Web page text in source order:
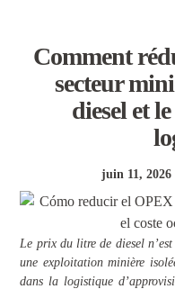
Comment
secteur
diesel et
juin 11, 2026
Le prix du litre de diesel
une exploitation minière
dans la logistique